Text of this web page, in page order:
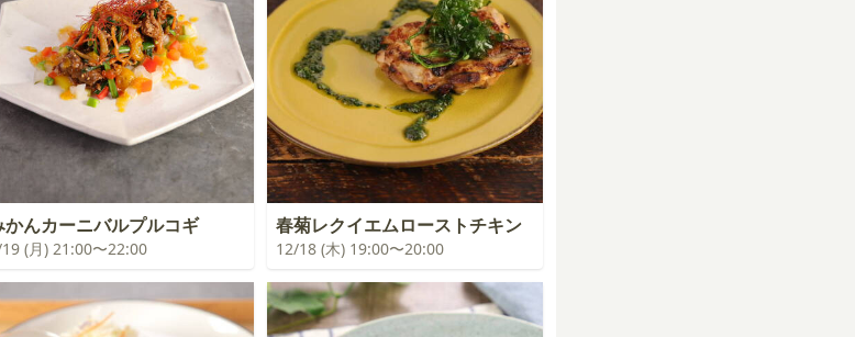
かんカーニバルプルコギ
(月) 21:00〜22:00
春菊レクイエムローストチキン
12/18 (木) 19:00〜20:00